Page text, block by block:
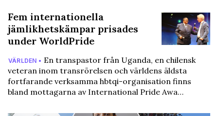
Fem internationella
jämlikhetskämpar prisades
under WorldPride
VÄRLDEN • En transpastor från Uganda, en chilensk
veteran inom transrörelsen och världens äldsta
fortfarande verksamma hbtqi-organisation finns
bland mottagarna av International Pride Awa…